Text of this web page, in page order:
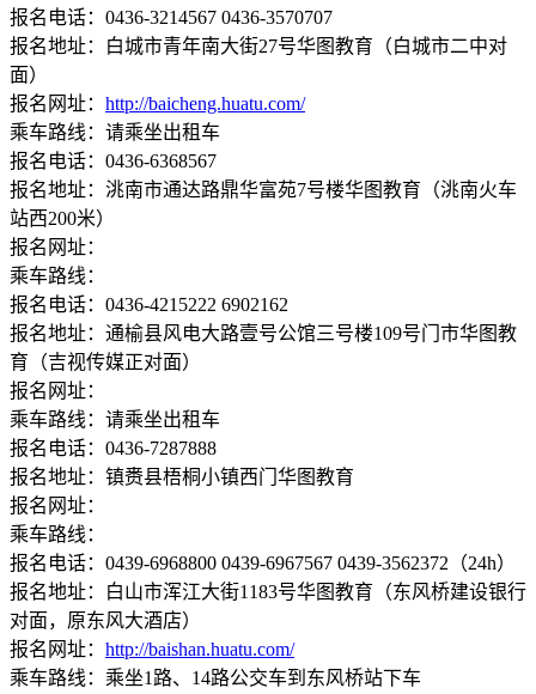
报名电话：0436-3214567 0436-3570707
报名地址：白城市青年南大街27号华图教育（白城市二中对
面）
报名网址： http://baicheng.huatu.com/
乘车路线：请乘坐出租车
报名电话：0436-6368567
报名地址：洮南市通达路鼎华富苑7号楼华图教育（洮南火车
站西200米）
报名网址：
乘车路线：
报名电话：0436-4215222 6902162
报名地址：通榆县风电大路壹号公馆三号楼109号门市华图教
育（吉视传媒正对面）
报名网址：
乘车路线：请乘坐出租车
报名电话：0436-7287888
报名地址：镇赉县梧桐小镇西门华图教育
报名网址：
乘车路线：
报名电话：0439-6968800 0439-6967567 0439-3562372（24h）
报名地址：白山市浑江大街1183号华图教育（东风桥建设银行
对面，原东风大酒店）
报名网址： http://baishan.huatu.com/
乘车路线：乘坐1路、14路公交车到东风桥站下车